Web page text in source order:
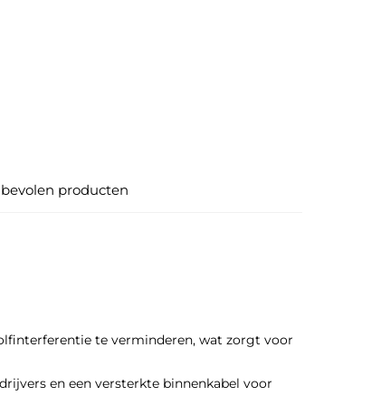
producten
te verminderen, wat zorgt voor
en een versterkte binnenkabel voor